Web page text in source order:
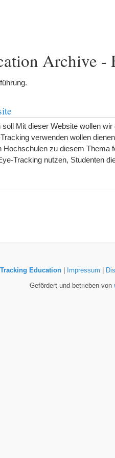
Archive -
Mit dieser Website wollen
verwenden wollen
zu diesem Thema
Tracking nutzen, Studenten
Tracking Education| Impressum
Gefördert und betrieben von